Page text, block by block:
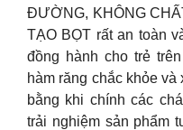
ĐƯỜNG, KHÔNG
TẠO BỌT rất an toàn
đồng hành cho trẻ
hàm răng chắc khỏe
bằng khi chính các
trải nghiệm sản phẩm